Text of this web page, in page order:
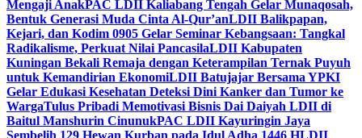
Mengaji AnakPAC LDII Kaliabang Tengah Gelar Munaqosah,
Bentuk Generasi Muda Cinta Al-Qur’anLDII Balikpapan,
Kejari, dan Kodim 0905 Gelar Seminar Kebangsaan: Tangkal
Radikalisme, Perkuat Nilai PancasilaLDII Kabupaten
Kuningan Bekali Remaja dengan Keterampilan Ternak Puyuh
untuk Kemandirian EkonomiLDII Batujajar Bersama YPKI
Gelar Edukasi Kesehatan Deteksi Dini Kanker dan Tumor ke
WargaTulus Pribadi Memotivasi Bisnis Dai Daiyah LDII di
Baitul Manshurin CinunukPAC LDII Kayuringin Jaya
Sembelih 129 Hewan Kurban pada Idul Adha 1446 HLDII